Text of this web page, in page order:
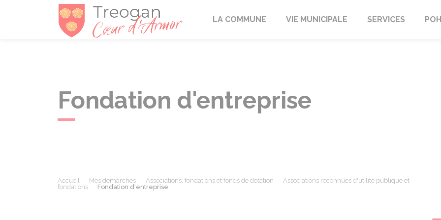
TréoganLA COMMUNE VIE MUNICIPALE SERVICES
Fondation d'entreprise
Accueil Mes démarches Associations, fondations et fonds de dotation
Associations reconnues d'utilité publique et
fondations
Fondation d'entreprise